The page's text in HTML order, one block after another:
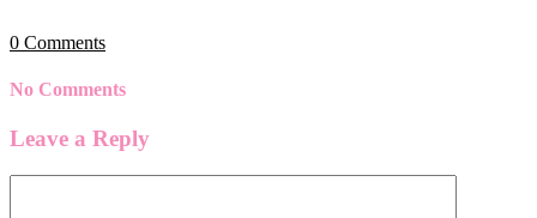
0 Comments
No Comments
Leave a Reply